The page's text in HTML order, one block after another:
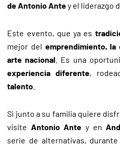
de Antonio Antey el liderazgo
Este evento, que ya es
mejor del emprendimiento,
arte nacional . Es una
experiencia diferente,
talento
Si junto a su familia quiere
visite Antonio Ante y en
serie de alternativas,